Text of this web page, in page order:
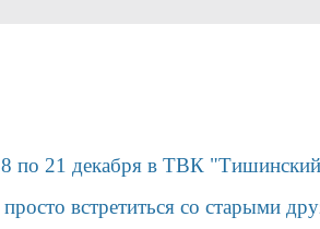
по 21 декабря в ТВК
встретиться со старыми